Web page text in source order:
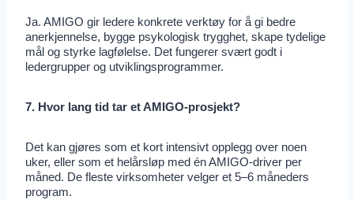
Ja. AMIGO gir ledere konkrete verktøy for å gi bedre
anerkjennelse, bygge psykologisk trygghet, skape tydelige
mål og styrke lagfølelse. Det fungerer svært godt i
ledergrupper og utviklingsprogrammer.
7. Hvor lang tid tar et AMIGO-prosjekt?
Det kan gjøres som et kort intensivt opplegg over noen
uker, eller som et helårsløp med én AMIGO-driver per
måned. De fleste virksomheter velger et 5–6 måneders
program.